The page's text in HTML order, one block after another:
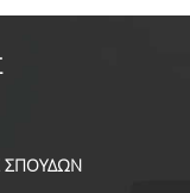
ΣΠΟΥΔΩΝ